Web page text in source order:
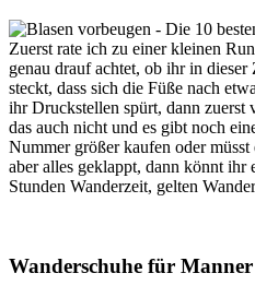
Zuerst rate ich zu einer kleinen
genau drauf achtet, ob ihr in
steckt, dass sich die Füße nach
ihr Druckstellen spürt, dann zuerst
das auch nicht und es gibt noch
Nummer größer kaufen oder
aber alles geklappt, dann könnt ihr
Stunden Wanderzeit, gelten
Wanderschuhe für